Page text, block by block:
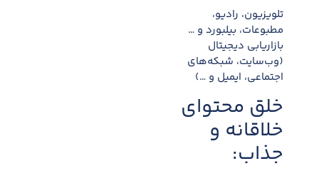
تلویزیون، رادیو،
مطبوعات، بیلبورد و …
بازاریابی دیجیتال
(وب‌سایت، شبکه‌های
اجتماعی، ایمیل و …)
خلق محتوای
خلاقانه و
جذاب: